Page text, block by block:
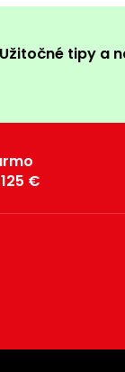
Užitočné tipy a
€